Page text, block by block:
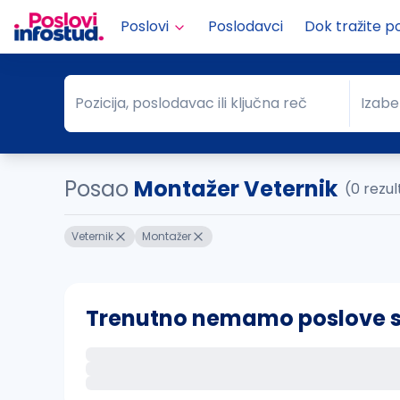
Poslovi Poslodavci Dok tražite
Pozicija, poslodavac ili ključna reč
Pozicija, poslodavac ili ključna reč Grad
Posao Montažer Veternik (0
Veternik Montažer
Trenutno nemamo poslove